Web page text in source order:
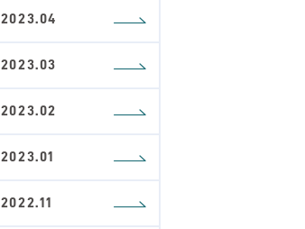
2023.04
2023.03
2023.02
2023.01
2022.11